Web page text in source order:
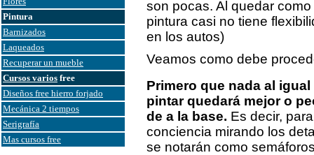
Pintura
Barnizados
Laqueados
Recuperar un mueble
Cursos varios free
Diseños free hierro forjado
Mecánica 2 tiempos
Serigrafía
Mas cursos free
son pocas. Al quedar
pintura casi no tiene
en los autos)
Veamos como debe
Primero que nada al
pintar quedará mejor o
de a la base. Es decir,
conciencia mirando los
se notarán como